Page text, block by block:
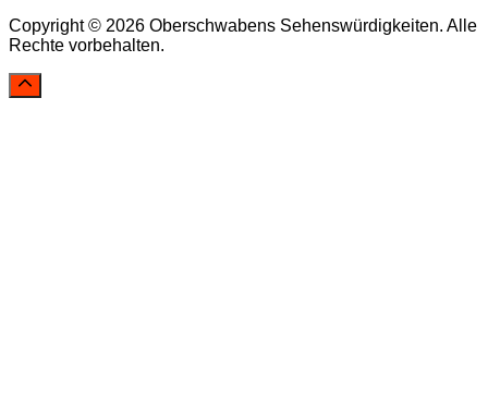
Copyright © 2026 Oberschwabens Sehenswürdigkeiten. Alle
Rechte vorbehalten.